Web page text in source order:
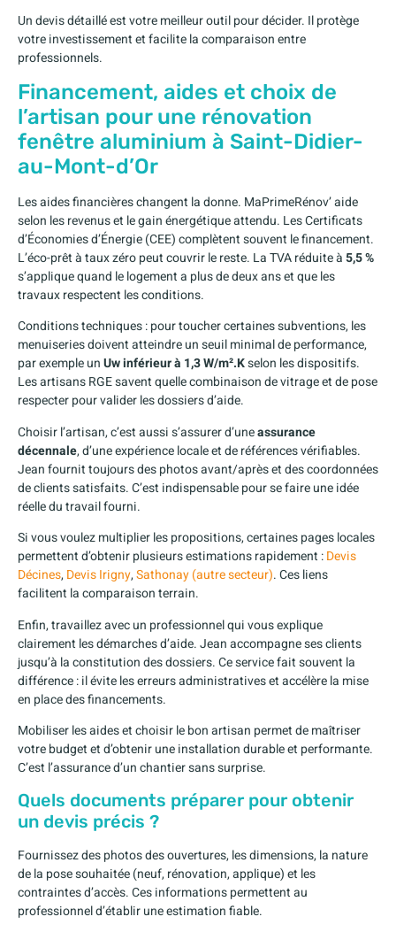
Un devis détaillé est votre meilleur outil pour décider. Il protège
votre investissement et facilite la comparaison entre
professionnels.
Financement, aides et choix de
l’artisan pour une rénovation
fenêtre aluminium à Saint-Didier-
au-Mont-d’Or
Les aides financières changent la donne. MaPrimeRénov’ aide
selon les revenus et le gain énergétique attendu. Les Certificats
d’Économies d’Énergie (CEE) complètent souvent le financement.
L’éco-prêt à taux zéro peut couvrir le reste. La TVA réduite à5,5 %
s’applique quand le logement a plus de deux ans et que les
travaux respectent les conditions.
Conditions techniques : pour toucher certaines subventions, les
menuiseries doivent atteindre un seuil minimal de performance,
par exemple unUw inférieur à 1,3 W/m².Kselon les dispositifs.
Les artisans RGE savent quelle combinaison de vitrage et de pose
respecter pour valider les dossiers d’aide.
Choisir l’artisan, c’est aussi s’assurer d’uneassurance
décennale, d’une expérience locale et de références vérifiables.
Jean fournit toujours des photos avant/après et des coordonnées
de clients satisfaits. C’est indispensable pour se faire une idée
réelle du travail fourni.
Si vous voulez multiplier les propositions, certaines pages locales
permettent d’obtenir plusieurs estimations rapidement :Devis
Décines,Devis Irigny,Sathonay (autre secteur). Ces liens
facilitent la comparaison terrain.
Enfin, travaillez avec un professionnel qui vous explique
clairement les démarches d’aide. Jean accompagne ses clients
jusqu’à la constitution des dossiers. Ce service fait souvent la
différence : il évite les erreurs administratives et accélère la mise
en place des financements.
Mobiliser les aides et choisir le bon artisan permet de maîtriser
votre budget et d’obtenir une installation durable et performante.
C’est l’assurance d’un chantier sans surprise.
Quels documents préparer pour obtenir
un devis précis ?
Fournissez des photos des ouvertures, les dimensions, la nature
de la pose souhaitée (neuf, rénovation, applique) et les
contraintes d’accès. Ces informations permettent au
professionnel d’établir une estimation fiable.